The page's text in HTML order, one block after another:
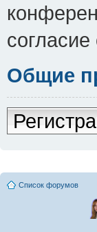
согласие
Общие
Список форумов